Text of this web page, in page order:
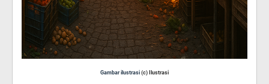
Gambar ilustrasi (c) Ilustrasi